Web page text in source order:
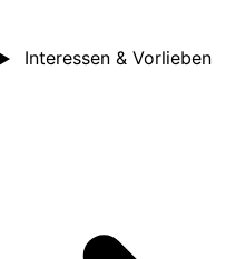
Interessen & Vorlieben